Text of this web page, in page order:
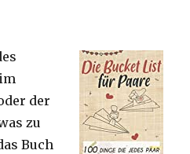
der
zu
Buch